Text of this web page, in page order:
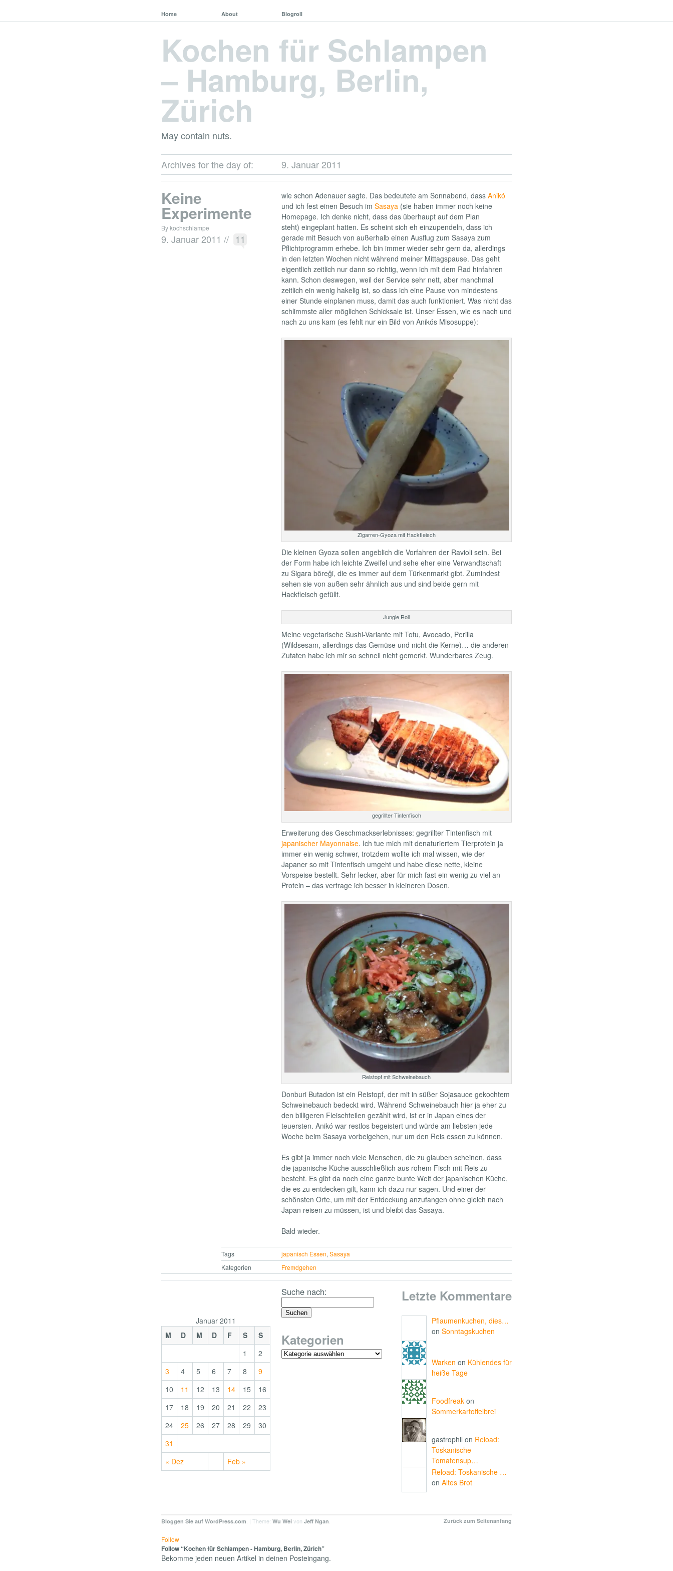
Home About Blogroll
Kochen für Schlampen
– Hamburg, Berlin,
Zürich
May contain nuts.
Archives for the day of: 9. Januar 2011
Keine
Experimente
By kochschlampe
9. Januar 2011 // 11
wie schon Adenauer sagte. Das bedeutete am Sonnabend, dass Anikó
und ich fest einen Besuch im Sasaya (sie haben immer noch keine
Homepage. Ich denke nicht, dass das überhaupt auf dem Plan
steht) eingeplant hatten. Es scheint sich eh einzupendeln, dass ich
gerade mit Besuch von außerhalb einen Ausflug zum Sasaya zum
Pflichtprogramm erhebe. Ich bin immer wieder sehr gern da, allerdings
in den letzten Wochen nicht während meiner Mittagspause. Das geht
eigentlich zeitlich nur dann so richtig, wenn ich mit dem Rad hinfahren
kann. Schon deswegen, weil der Service sehr nett, aber manchmal
zeitlich ein wenig hakelig ist, so dass ich eine Pause von mindestens
einer Stunde einplanen muss, damit das auch funktioniert. Was nicht das
schlimmste aller möglichen Schicksale ist. Unser Essen, wie es nach und
nach zu uns kam (es fehlt nur ein Bild von Anikós Misosuppe):
Zigarren-Gyoza mit Hackfleisch
Die kleinen Gyoza sollen angeblich die Vorfahren der Ravioli sein. Bei
der Form habe ich leichte Zweifel und sehe eher eine Verwandtschaft
zu Sigara böreği, die es immer auf dem Türkenmarkt gibt. Zumindest
sehen sie von außen sehr ähnlich aus und sind beide gern mit
Hackfleisch gefüllt.
Jungle Roll
Meine vegetarische Sushi-Variante mit Tofu, Avocado, Perilla
(Wildsesam, allerdings das Gemüse und nicht die Kerne)… die anderen
Zutaten habe ich mir so schnell nicht gemerkt. Wunderbares Zeug.
gegrillter Tintenfisch
Erweiterung des Geschmackserlebnisses: gegrillter Tintenfisch mit
japanischer Mayonnaise. Ich tue mich mit denaturiertem Tierprotein ja
immer ein wenig schwer, trotzdem wollte ich mal wissen, wie der
Japaner so mit Tintenfisch umgeht und habe diese nette, kleine
Vorspeise bestellt. Sehr lecker, aber für mich fast ein wenig zu viel an
Protein – das vertrage ich besser in kleineren Dosen.
Reistopf mit Schweinebauch
Donburi Butadon ist ein Reistopf, der mit in süßer Sojasauce gekochtem
Schweinebauch bedeckt wird. Während Schweinebauch hier ja eher zu
den billigeren Fleischteilen gezählt wird, ist er in Japan eines der
teuersten. Anikó war restlos begeistert und würde am liebsten jede
Woche beim Sasaya vorbeigehen, nur um den Reis essen zu können.
Es gibt ja immer noch viele Menschen, die zu glauben scheinen, dass
die japanische Küche ausschließlich aus rohem Fisch mit Reis zu
besteht. Es gibt da noch eine ganze bunte Welt der japanischen Küche,
die es zu entdecken gilt, kann ich dazu nur sagen. Und einer der
schönsten Orte, um mit der Entdeckung anzufangen ohne gleich nach
Japan reisen zu müssen, ist und bleibt das Sasaya.
Bald wieder.
Tags japanisch Essen,Sasaya
Kategorien
Fremdgehen
Januar 2011
M
D M D F S S
« Dez Feb »
1
2
3
4 5 6 7 8
9
10
11 12 13 14 15
16
17
18 19 20 21 22
23
24
25 26 27 28 29
30
31
Suche nach:
Kategorien
Letzte Kommentare
Pflaumenkuchen, dies…
on Sonntagskuchen
Warken on Kühlendes für
heiße Tage
Foodfreak on
Sommerkartoffelbrei
gastrophil on Reload:
Toskanische
Tomatensup…
Reload: Toskanische …
on Altes Brot
Bloggen Sie auf WordPress.com . | Theme: Wu Wei von Jeff Ngan Zurück zum Seitenanfang
Follow
Follow “Kochen für Schlampen - Hamburg, Berlin, Zürich”
Bekomme jeden neuen Artikel in deinen Posteingang.